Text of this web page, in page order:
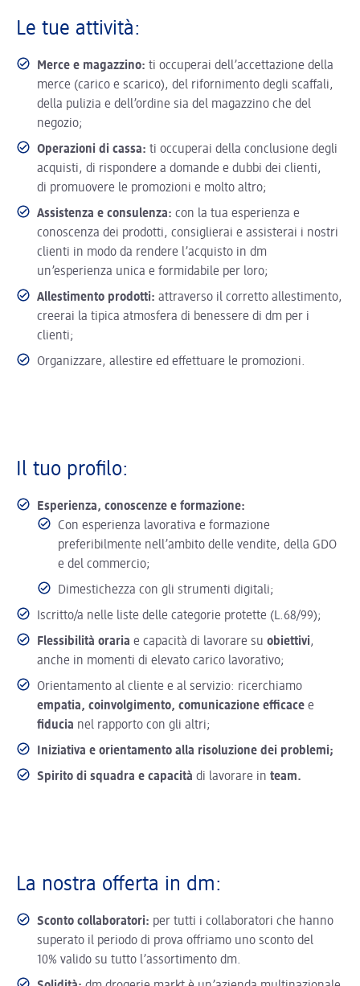
Le tue attività:
Merce e magazzino: ti occuperai dell’accettazione della
merce (carico e scarico), del rifornimento degli scaffali,
della pulizia e dell’ordine sia del magazzino che del
negozio;
Operazioni di cassa: ti occuperai della conclusione degli
acquisti, di rispondere a domande e dubbi dei clienti,
di promuovere le promozioni e molto altro;
Assistenza e consulenza: con la tua esperienza e
conoscenza dei prodotti, consiglierai e assisterai i nostri
clienti in modo da rendere l’acquisto in dm
un’esperienza unica e formidabile per loro;
Allestimento prodotti: attraverso il corretto allestimento,
creerai la tipica atmosfera di benessere di dm per i
clienti;
Organizzare, allestire ed effettuare le promozioni.
Il tuo profilo:
Esperienza, conoscenze e formazione:
Con esperienza lavorativa e formazione
preferibilmente nell’ambito delle vendite, della GDO
e del commercio;
Dimestichezza con gli strumenti digitali;
Iscritto/a nelle liste delle categorie protette (L.68/99);
Flessibilità oraria e capacità di lavorare su obiettivi,
anche in momenti di elevato carico lavorativo;
Orientamento al cliente e al servizio: ricerchiamo
empatia, coinvolgimento, comunicazione efficace e
fiducia nel rapporto con gli altri;
Iniziativa e orientamento alla risoluzione dei problemi;
Spirito di squadra e capacità di lavorare in team.
La nostra offerta in dm:
Sconto collaboratori: per tutti i collaboratori che hanno
superato il periodo di prova offriamo uno sconto del
10% valido su tutto l’assortimento dm.